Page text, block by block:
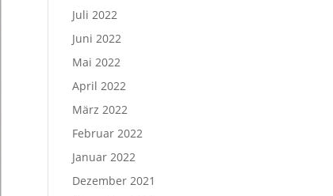
Juli 2022
Juni 2022
Mai 2022
April 2022
März 2022
Februar 2022
Januar 2022
Dezember 2021